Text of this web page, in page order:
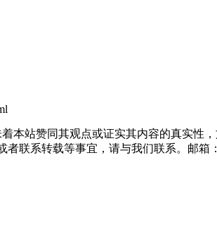
站赞同其观点或证实其内容的真实性，
联系转载等事宜，请与我们联系。邮箱：